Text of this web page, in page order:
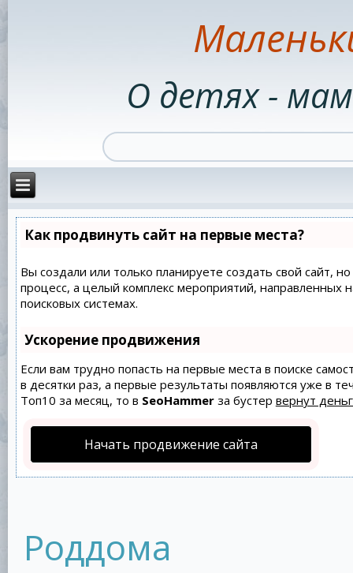
О детях -
Как продвинуть сайт на первые места?
Вы создали или только планируете создать свой сайт,
процесс, а целый комплекс мероприятий,
поисковых системах.
Ускорение продвижения
Если вам трудно попасть на первые места в поиске
в десятки раз, а первые результаты появляются уже в
Топ10 за месяц, то в SeoHammerза бустер вернут
Начать продвижение сайта
Роддома